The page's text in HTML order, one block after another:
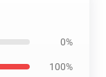
0%
100%